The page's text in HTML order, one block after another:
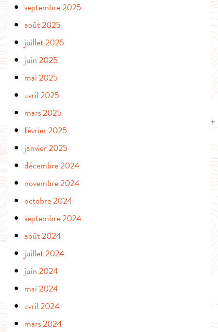
septembre 2025
août 2025
juillet 2025
juin 2025
mai 2025
avril 2025
mars 2025
février 2025
janvier 2025
décembre 2024
novembre 2024
octobre 2024
septembre 2024
août 2024
juillet 2024
juin 2024
mai 2024
avril 2024
mars 2024